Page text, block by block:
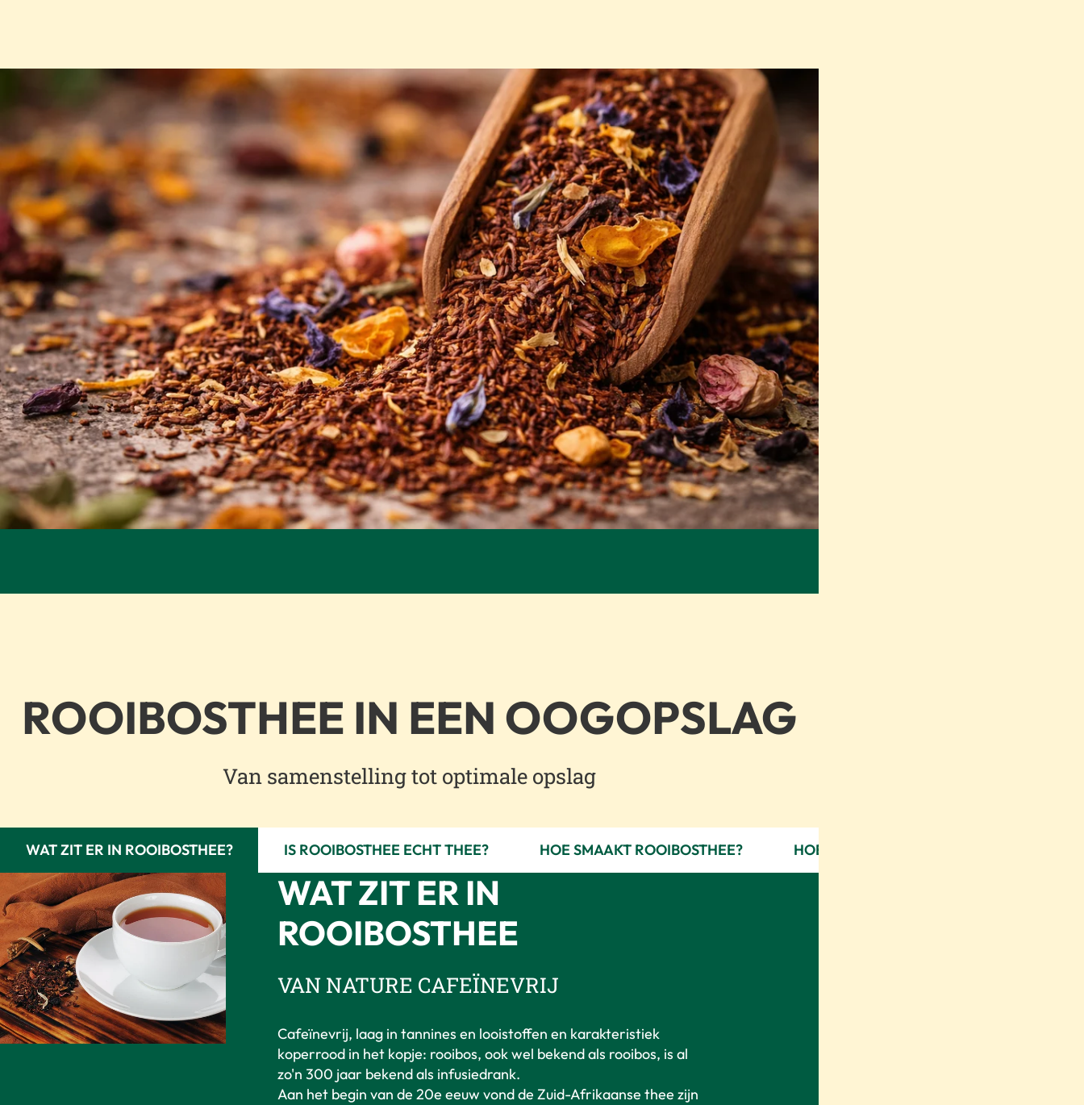
ROOIBOSTHEE IN EEN OOGOPSLAG
Van samenstelling tot optimale opslag
WAT ZIT ER IN ROOIBOSTHEE? IS ROOIBOSTHEE ECHT THEE? HOE SMAAKT ROOIBOSTHEE? HOE BEWAAR IK ROOIBOSTHEE?
WAT ZIT ER IN
ROOIBOSTHEE
VAN NATURE CAFEÏNEVRIJ
Cafeïnevrij, laag in tannines en looistoffen en karakteristiek
koperrood in het kopje: rooibos, ook wel bekend als rooibos, is al
zo'n 300 jaar bekend als infusiedrank.
Aan het begin van de 20e eeuw vond de Zuid-Afrikaanse thee zijn